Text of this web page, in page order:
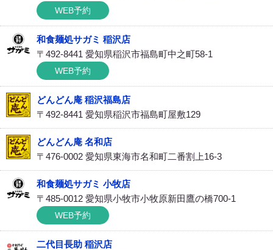
WEB予約
和食麺処サガミ 稲沢店
〒492-8441 愛知県稲沢市福島町中之町58-1
WEB予約
どんどん庵 稲沢福島店
〒492-8441 愛知県稲沢市福島町屋敷129
どんどん庵 名和店
〒476-0002 愛知県東海市名和町二番割上16-3
和食麺処サガミ 小牧店
〒485-0012 愛知県小牧市小牧原新田鷹の橋700-1
WEB予約
二代目長助 稲沢店